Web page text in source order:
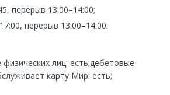
перерыв 13:00–14:00;
перерыв 13:00–14:00.
лиц: есть;дебетовые
карту Мир: есть;